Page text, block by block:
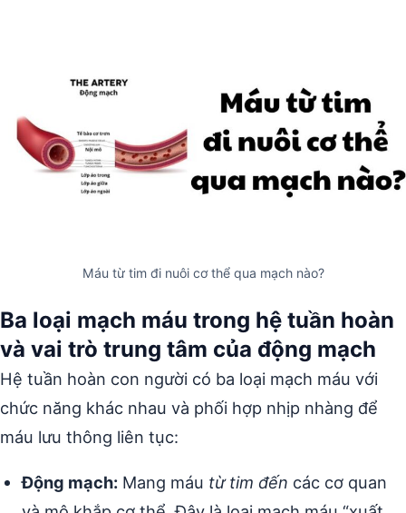
Máu từ tim đi nuôi cơ thể qua mạch nào?
Ba loại mạch máu trong hệ tuần hoàn
và vai trò trung tâm của động mạch
Hệ tuần hoàn con người có ba loại mạch máu với
chức năng khác nhau và phối hợp nhịp nhàng để
máu lưu thông liên tục:
Động mạch: Mang máu từ tim đến các cơ quan